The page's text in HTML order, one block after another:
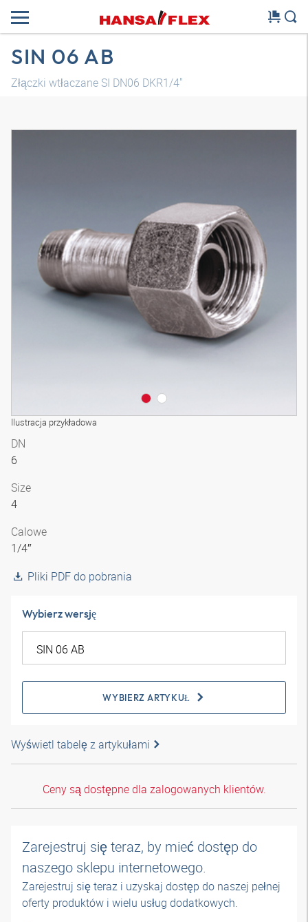
SIN 06 AB
Złączki wtłaczane SI DN06 DKR1/4"
Ilustracja przykładowa
DN
6
Size
4
Calowe
1/4″
Pliki PDF do pobrania
Wybierz wersję
WYBIERZ ARTYKUŁ
Wyświetl tabelę z artykułami
Ceny są dostępne dla zalogowanych klientów.
Zarejestruj się teraz, by mieć dostęp do
naszego sklepu internetowego.
Zarejestruj się teraz i uzyskaj dostęp do naszej pełnej
oferty produktów i wielu usług dodatkowych.